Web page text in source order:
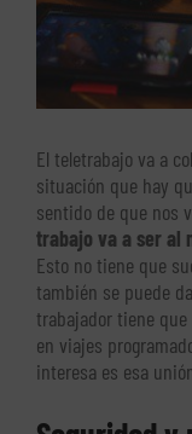
El teletrabajo va a
situación que hay
sentido de que nos
trabajo va a ser al
Esto no tiene que
también se puede
trabajador tiene
en viajes
interesa es esa